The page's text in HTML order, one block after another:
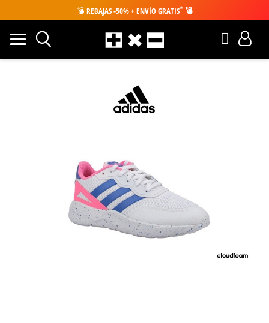
💣 REBAJAS -50% + ENVÍO GRATIS* 💣